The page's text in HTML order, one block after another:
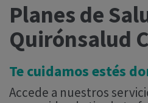
Planes de
Quirónsalud
Tecuidamosestés
Accede a nuestros